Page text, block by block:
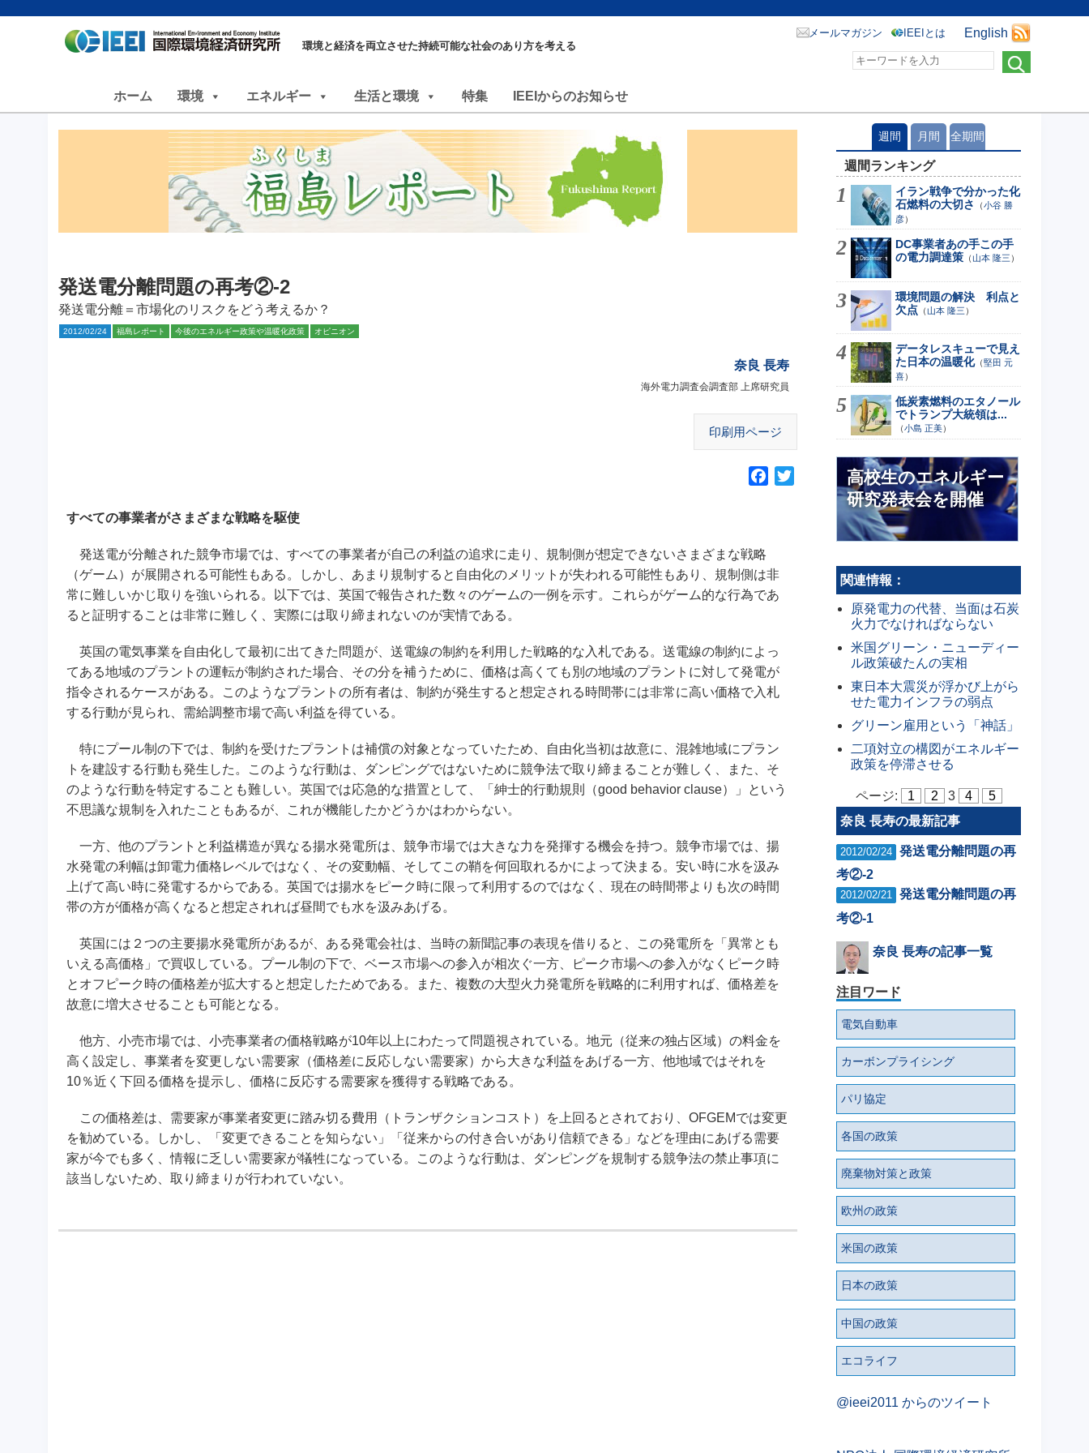
環境と経済を両立させた持続可能な社会のあり方を考える
English
メールマガジン IEEIとは
ホーム 環境 エネルギー 生活と環境 特集 IEEIからのお知らせ
発送電分離問題の再考②-2
発送電分離＝市場化のリスクをどう考えるか？
2012/02/24 福島レポート 今後のエネルギー政策や温暖化政策 オピニオン
奈良 長寿
海外電力調査会調査部 上席研究員
印刷用ページ
o
o
すべての事業者がさまざまな戦略を駆使
発送電が分離された競争市場では、すべての事業者が自己の利益の追求に走り、規制側が想定できないさまざまな戦略
（ゲーム）が展開される可能性もある。しかし、あまり規制すると自由化のメリットが失われる可能性もあり、規制側は非
常に難しいかじ取りを強いられる。以下では、英国で報告された数々のゲームの一例を示す。これらがゲーム的な行為であ
ると証明することは非常に難しく、実際には取り締まれないのが実情である。
英国の電気事業を自由化して最初に出てきた問題が、送電線の制約を利用した戦略的な入札である。送電線の制約によっ
てある地域のプラントの運転が制約された場合、その分を補うために、価格は高くても別の地域のプラントに対して発電が
指令されるケースがある。このようなプラントの所有者は、制約が発生すると想定される時間帯には非常に高い価格で入札
する行動が見られ、需給調整市場で高い利益を得ている。
特にプール制の下では、制約を受けたプラントは補償の対象となっていたため、自由化当初は故意に、混雑地域にプラン
トを建設する行動も発生した。このような行動は、ダンピングではないために競争法で取り締まることが難しく、また、そ
のような行動を特定することも難しい。英国では応急的な措置として、「紳士的行動規則（good behavior clause）」という
不思議な規制を入れたこともあるが、これが機能したかどうかはわからない。
一方、他のプラントと利益構造が異なる揚水発電所は、競争市場では大きな力を発揮する機会を持つ。競争市場では、揚
水発電の利幅は卸電力価格レベルではなく、その変動幅、そしてこの鞘を何回取れるかによって決まる。安い時に水を汲み
上げて高い時に発電するからである。英国では揚水をピーク時に限って利用するのではなく、現在の時間帯よりも次の時間
帯の方が価格が高くなると想定されれば昼間でも水を汲みあげる。
英国には２つの主要揚水発電所があるが、ある発電会社は、当時の新聞記事の表現を借りると、この発電所を「異常とも
いえる高価格」で買収している。プール制の下で、ベース市場への参入が相次ぐ一方、ピーク市場への参入がなくピーク時
とオフピーク時の価格差が拡大すると想定したためである。また、複数の大型火力発電所を戦略的に利用すれば、価格差を
故意に増大させることも可能となる。
他方、小売市場では、小売事業者の価格戦略が10年以上にわたって問題視されている。地元（従来の独占区域）の料金を
高く設定し、事業者を変更しない需要家（価格差に反応しない需要家）から大きな利益をあげる一方、他地域ではそれを
10％近く下回る価格を提示し、価格に反応する需要家を獲得する戦略である。
この価格差は、需要家が事業者変更に踏み切る費用（トランザクションコスト）を上回るとされており、OFGEMでは変更
を勧めている。しかし、「変更できることを知らない」「従来からの付き合いがあり信頼できる」などを理由にあげる需要
家が今でも多く、情報に乏しい需要家が犠牲になっている。このような行動は、ダンピングを規制する競争法の禁止事項に
該当しないため、取り締まりが行われていない。
週間 月間 全期間
週間ランキング
イラン戦争で分かった化
石燃料の大切さ
（小谷 勝
彦）
DC事業者あの手この手
の電力調達策 （山本 隆三 ）
環境問題の解決 利点と
欠点 （山本 隆三 ）
データレスキューで見え
た日本の温暖化（堅田 元
喜）
低炭素燃料のエタノール
でトランプ大統領は...
（小島 正美）
高校生のエネルギー
研究発表会を開催
関連情報：
原発電力の代替、当面は石炭
火力でなければならない
米国グリーン・ニューディー
ル政策破たんの実相
東日本大震災が浮かび上がら
せた電力インフラの弱点
グリーン雇用という「神話」
二項対立の構図がエネルギー
政策を停滞させる
ページ: 1 2 3 4
5
奈良 長寿の最新記事
2012/02/24 発送電分離問題の再
考②-2
2012/02/21 発送電分離問題の再
考②-1
奈良 長寿の記事一覧
注目ワード
電気自動車
カーボンプライシング
パリ協定
各国の政策
廃棄物対策と政策
欧州の政策
米国の政策
日本の政策
中国の政策
エコライフ
@ieei2011 からのツイート